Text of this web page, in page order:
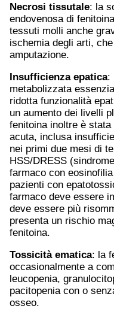
Necrosi tissutale: la
endovenosa di
tessuti molli anche
ischemia degli arti,
amputazione.
Insufficienza epatica:
metabolizzata
ridotta funzionalità
un aumento dei livelli
fenitoina inoltre è
acuta, inclusa
nei primi due mesi di
HSS/DRESS
farmaco con
pazienti con
farmaco deve essere
deve essere più
presenta un rischio
fenitoina.
Tossicità ematica: la
occasionalmente a
leucopenia,
pacitopenia con o
osseo.